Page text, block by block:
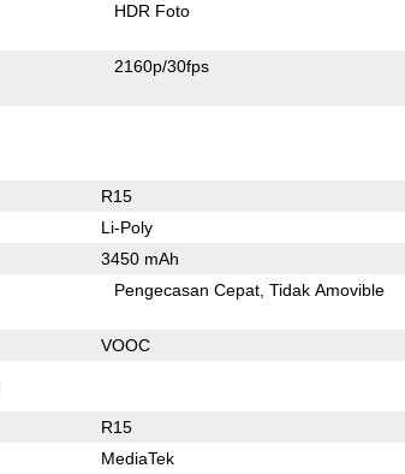
HDR Foto
2160p/30fps
R15
Li-Poly
3450 mAh
Pengecasan Cepat Tidak Amovible
VOOC
R15
MediaTek